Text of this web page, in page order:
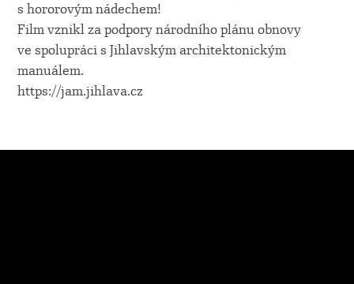
s hororovým nádechem!
Film vznikl za podpory národního plánu obnovy
ve spolupráci s Jihlavským architektonickým
manuálem.
https://jam.jihlava.cz